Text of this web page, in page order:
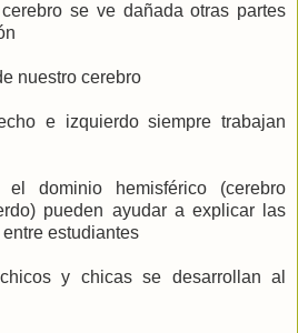
se ve dañada otras partes
nuestro cerebro
e izquierdo siempre trabajan
dominio hemisférico (cerebro
pueden ayudar a explicar las
estudiantes
y chicas se desarrollan al